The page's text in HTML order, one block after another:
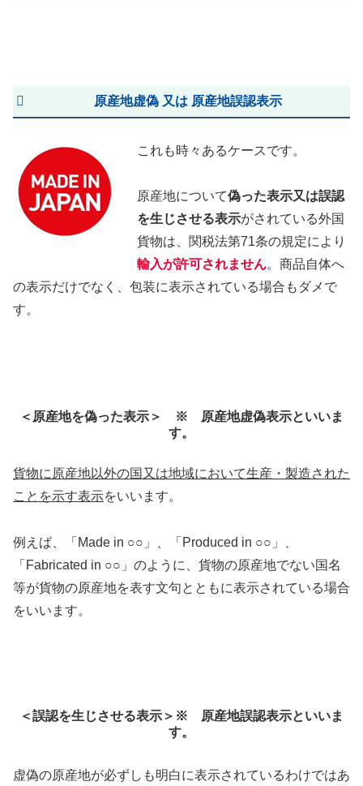
原産地虚偽 又は 原産地誤認表示
これも時々あるケースです。
原産地について偽った表示又は誤認
を生じさせる表示がされている外国
貨物は、関税法第71条の規定により
輸入が許可されません。商品自体へ
の表示だけでなく、包装に表示されている場合もダメで
す。
＜原産地を偽った表示＞ ※ 原産地虚偽表示といいま
す。
貨物に原産地以外の国又は地域において生産・製造された
ことを示す表示をいいます。
例えば、「Made in ○○」、「Produced in ○○」、
「Fabricated in ○○」のように、貨物の原産地でない国名
等が貨物の原産地を表す文句とともに表示されている場合
をいいます。
＜誤認を生じさせる表示＞※ 原産地誤認表示といいま
す。
虚偽の原産地が必ずしも明白に表示されているわけではあ